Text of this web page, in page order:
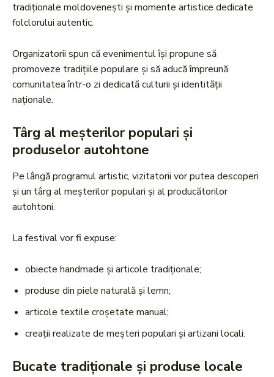
tradiționale moldovenești și momente artistice dedicate
folclorului autentic.
Organizatorii spun că evenimentul își propune să
promoveze tradițiile populare și să aducă împreună
comunitatea într-o zi dedicată culturii și identității
naționale.
Târg al meșterilor populari și
produselor autohtone
Pe lângă programul artistic, vizitatorii vor putea descoperi
și un târg al meșterilor populari și al producătorilor
autohtoni.
La festival vor fi expuse:
obiecte handmade și articole tradiționale;
produse din piele naturală și lemn;
articole textile croșetate manual;
creații realizate de meșteri populari și artizani locali.
Bucate tradiționale și produse locale